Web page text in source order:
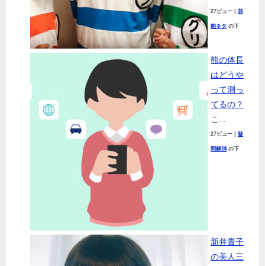
27ビュー 芸
能ネタ の下
熊の体長
はどうや
って測っ
てるの？
こ...
27ビュー 疑
問解消 の下
新井貴子
の美人三